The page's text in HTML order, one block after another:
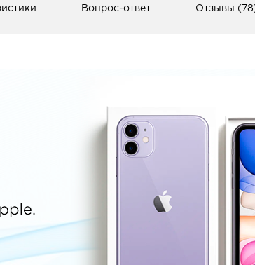
Вопрос-ответ Отзывы